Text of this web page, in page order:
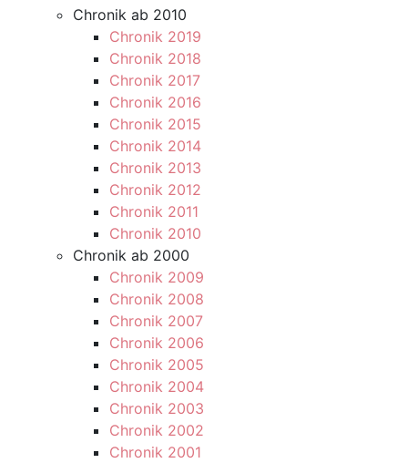
Chronik ab 2010
Chronik 2019
Chronik 2018
Chronik 2017
Chronik 2016
Chronik 2015
Chronik 2014
Chronik 2013
Chronik 2012
Chronik 2011
Chronik 2010
Chronik ab 2000
Chronik 2009
Chronik 2008
Chronik 2007
Chronik 2006
Chronik 2005
Chronik 2004
Chronik 2003
Chronik 2002
Chronik 2001